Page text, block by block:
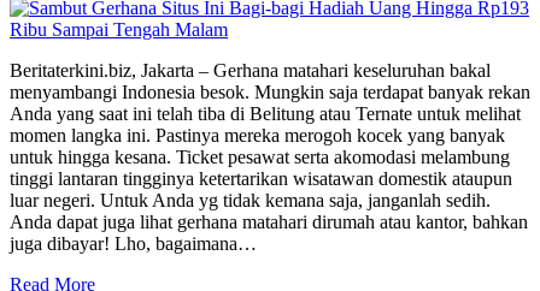
Beritaterkini.biz, Jakarta – Gerhana matahari keseluruhan bakal
menyambangi Indonesia besok. Mungkin saja terdapat banyak rekan
Anda yang saat ini telah tiba di Belitung atau Ternate untuk melihat
momen langka ini. Pastinya mereka merogoh kocek yang banyak
untuk hingga kesana. Ticket pesawat serta akomodasi melambung
tinggi lantaran tingginya ketertarikan wisatawan domestik ataupun
luar negeri. Untuk Anda yg tidak kemana saja, janganlah sedih.
Anda dapat juga lihat gerhana matahari dirumah atau kantor, bahkan
juga dibayar! Lho, bagaimana…
Read More